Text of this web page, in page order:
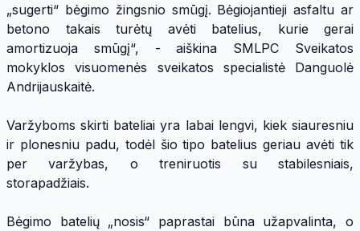
„sugerti“ bėgimo žingsnio smūgį. Bėgiojantieji asfaltu ar
betono takais turėtų avėti batelius, kurie gerai
amortizuoja smūgį“, - aiškina SMLPC Sveikatos
mokyklos visuomenės sveikatos specialistė Danguolė
Andrijauskaitė.
Varžyboms skirti bateliai yra labai lengvi, kiek siauresniu
ir plonesniu padu, todėl šio tipo batelius geriau avėti tik
per varžybas, o treniruotis su stabilesniais,
storapadžiais.
Bėgimo batelių „nosis“ paprastai būna užapvalinta, o